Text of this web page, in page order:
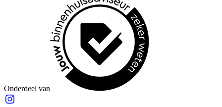
Onderdeel van